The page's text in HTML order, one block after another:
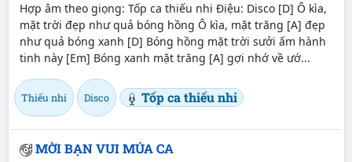
Hợp âm theo giọng: Tốp ca thiếu nhi Điệu: Disco [D] Ô kìa,
mặt trời đẹp như quả bóng hồng Ô kìa, mặt trăng [A] đẹp
như quả bóng xanh [D] Bóng hồng mặt trời sưởi ấm hành
tinh này [Em] Bóng xanh mặt trăng [A] gợi nhớ về ướ...
Thiếu nhi Disco Tốp ca thiếu nhi
MỜI BẠN VUI MÚA CA